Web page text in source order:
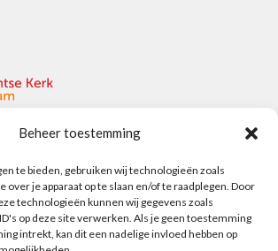
Beheer toestemming
te bieden, gebruiken wij technologieën zoals
je apparaat op te slaan en/of te raadplegen. Door
technologieën kunnen wij gegevens zoals
op deze site verwerken. Als je geen toestemming
intrekt, kan dit een nadelige invloed hebben op
18